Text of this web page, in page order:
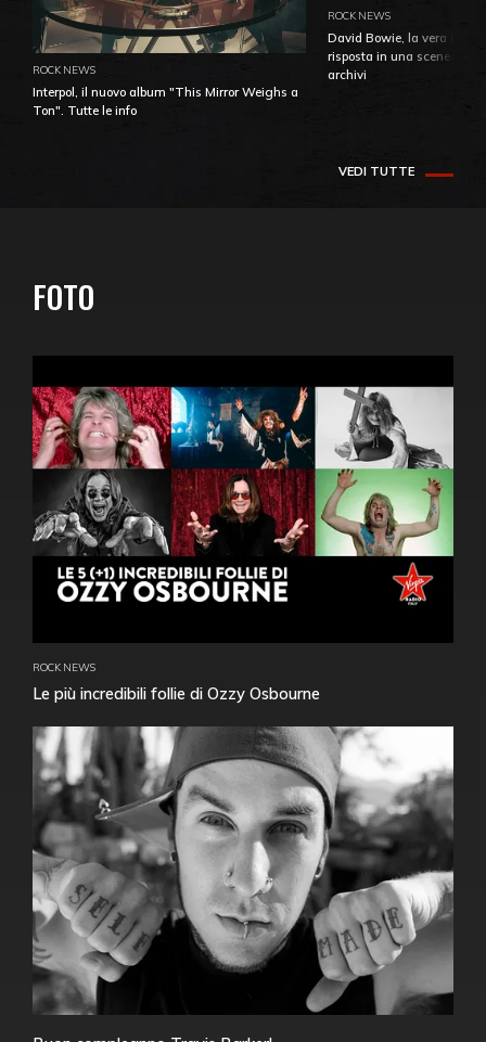
ROCK NEWS
Interpol, il nuovo album "This Mirror Weighs a
Ton". Tutte le info
ROCK NEWS
David Bowie, la vera
risposta in una
archivi
VEDI TUTTE
FOTO
ROCK NEWS
Le più incredibili follie di Ozzy Osbourne